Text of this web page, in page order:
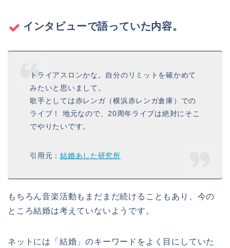
インタビューで語っていた内容。
トライアスロンかな。自分のリミットを確かめて
みたいと思いまして。
歌手としては赤レンガ（横浜赤レンガ倉庫）での
ライブ！ 地元なので、20周年ライブは絶対にそこ
でやりたいです。
引用元：結婚あした研究所
もちろん音楽活動もまだまだ続けることもあり、今の
ところ結婚は考えていないようです。
ネットには「結婚」のキーワードをよく目にしていた